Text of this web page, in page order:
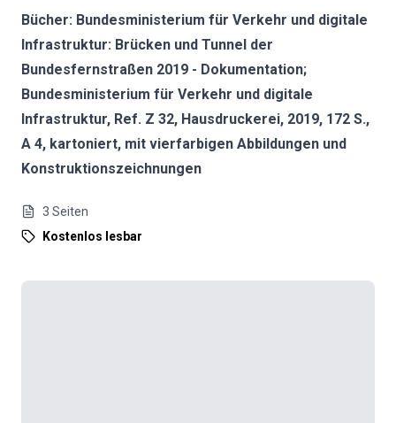
Bücher: Bundesministerium für Verkehr und digitale
Infrastruktur: Brücken und Tunnel der
Bundesfernstraßen 2019 - Dokumentation;
Bundesministerium für Verkehr und digitale
Infrastruktur, Ref. Z 32, Hausdruckerei, 2019, 172 S.,
A 4, kartoniert, mit vierfarbigen Abbildungen und
Konstruktionszeichnungen
3 Seiten
Kostenlos lesbar